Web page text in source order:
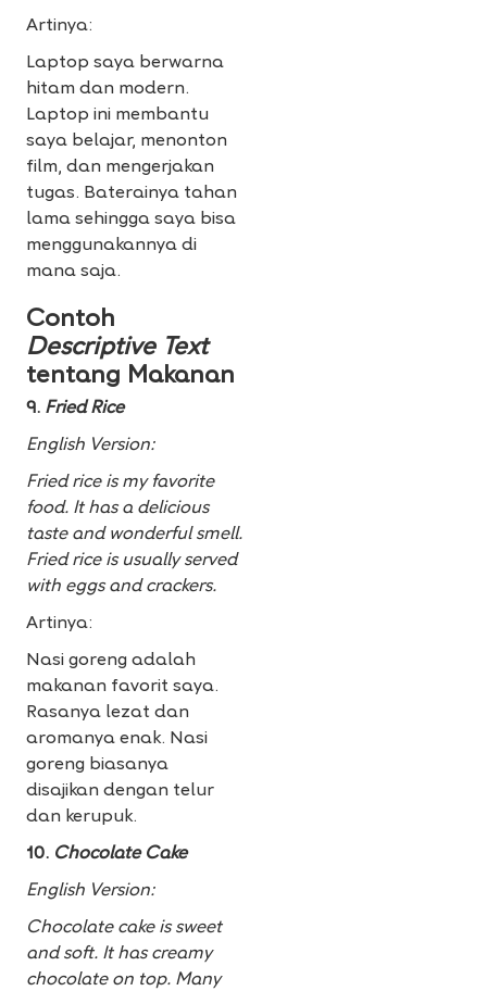
Artinya:
Laptop saya berwarna
hitam dan modern.
Laptop ini membantu
saya belajar, menonton
film, dan mengerjakan
tugas. Baterainya tahan
lama sehingga saya bisa
menggunakannya di
mana saja.
Contoh
Descriptive Text
tentang Makanan
9. Fried Rice
English Version:
Fried rice is my favorite
food. It has a delicious
taste and wonderful smell.
Fried rice is usually served
with eggs and crackers.
Artinya:
Nasi goreng adalah
makanan favorit saya.
Rasanya lezat dan
aromanya enak. Nasi
goreng biasanya
disajikan dengan telur
dan kerupuk.
10. Chocolate Cake
English Version:
Chocolate cake is sweet
and soft. It has creamy
chocolate on top. Many